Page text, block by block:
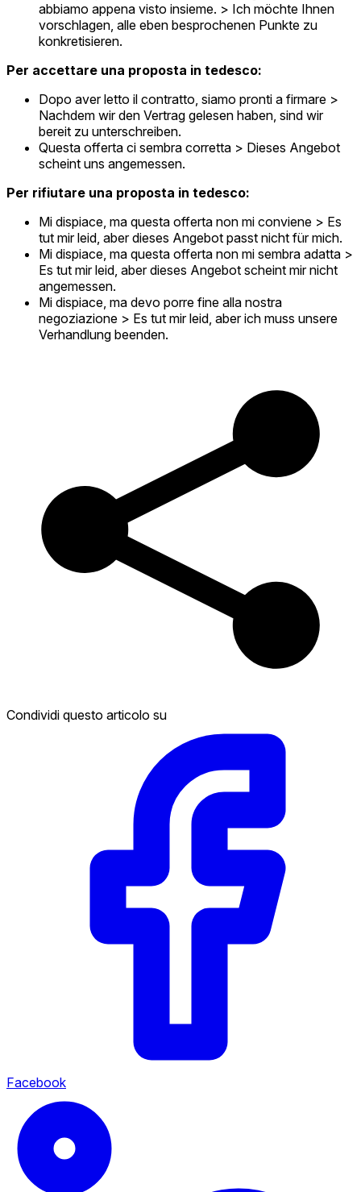
abbiamo appena visto insieme. > Ich möchte Ihnen
vorschlagen, alle eben besprochenen Punkte zu
konkretisieren.
Per accettare una proposta in tedesco:
Dopo aver letto il contratto, siamo pronti a firmare >
Nachdem wir den Vertrag gelesen haben, sind wir
bereit zu unterschreiben.
Questa offerta ci sembra corretta > Dieses Angebot
scheint uns angemessen.
Per rifiutare una proposta in tedesco:
Mi dispiace, ma questa offerta non mi conviene > Es
tut mir leid, aber dieses Angebot passt nicht für mich.
Mi dispiace, ma questa offerta non mi sembra adatta >
Es tut mir leid, aber dieses Angebot scheint mir nicht
angemessen.
Mi dispiace, ma devo porre fine alla nostra
negoziazione > Es tut mir leid, aber ich muss unsere
Verhandlung beenden.
Condividi questo articolo su
Facebook